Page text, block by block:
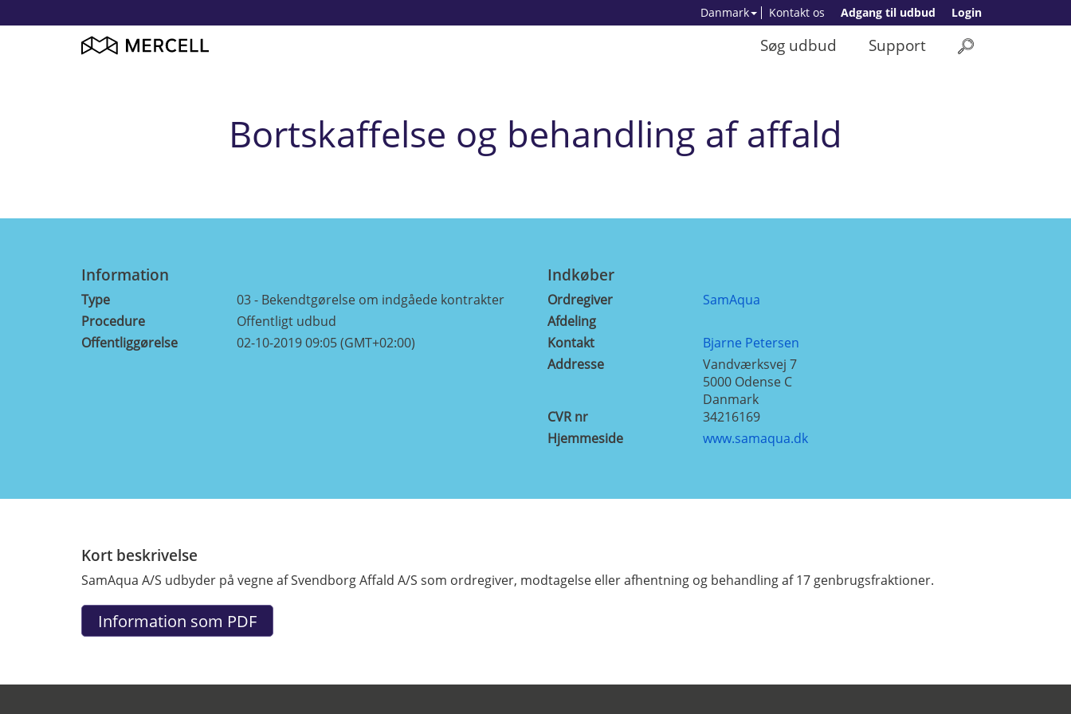
Login
Adgang til udbud
Kontakt os
Danmark
Support
Søg udbud
Bortskaffelse og behandling af affald
Information
Type
03 - Bekendtgørelse om indgåede kontrakter
Procedure
Offentligt udbud
Offentliggørelse
02-10-2019 09:05 (GMT+02:00)
Indkøber
Ordregiver
SamAqua
Afdeling
Kontakt
Bjarne Petersen
Addresse
Vandværksvej 7
5000 Odense C
Danmark
CVR nr
34216169
Hjemmeside
www.samaqua.dk
Kort beskrivelse
SamAqua A/S udbyder på vegne af Svendborg Affald A/S som ordregiver, modtagelse eller afhentning og behandling af 17 genbrugsfraktioner.